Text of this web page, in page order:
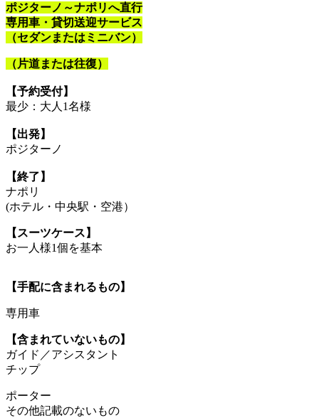
ポジターノ～ナポリへ直行
専用車・貸切送迎サービス
（セダンまたはミニバン）
（片道または往復）
【予約受付】
最少：大人1名様
【出発】
ポジターノ
【終了】
ナポリ
(ホテル・中央駅・空港）
【スーツケース】
お一人様1個を基本
【手配に含まれるもの】
専用車
【含まれていないもの】
ガイド／アシスタント
チップ
ポーター
その他記載のないもの